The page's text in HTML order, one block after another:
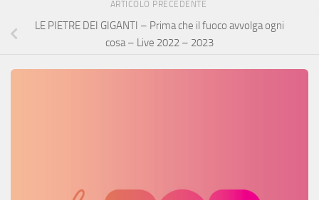
ARTICOLO PRECEDENTE
LE PIETRE DEI GIGANTI – Prima che il fuoco avvolga ogni
cosa – Live 2022 – 2023